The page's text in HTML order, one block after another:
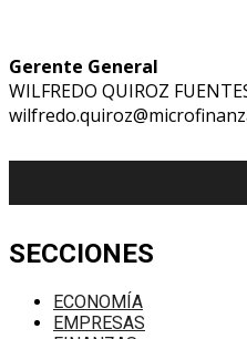
Gerente General
WILFREDO QUIROZ
SECCIONES
ECONOMÍA
EMPRESAS